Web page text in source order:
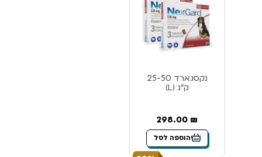
נקסגארד 25-50
ק”ג (L)
298.00 ₪
הוספה לסל